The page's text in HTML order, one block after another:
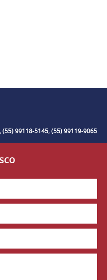
(55) 99118-5145, (55) 99119-9065